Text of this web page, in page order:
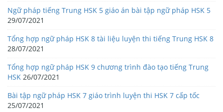
Ngữ pháp tiếng Trung HSK 5 giáo án bài tập ngữ pháp HSK 5
29/07/2021
Tổng hợp ngữ pháp HSK 8 tài liệu luyện thi tiếng Trung HSK 8
28/07/2021
Tổng hợp ngữ pháp HSK 9 chương trình đào tạo tiếng Trung
HSK 26/07/2021
Bài tập ngữ pháp HSK 7 giáo trình luyện thi HSK 7 cấp tốc
25/07/2021